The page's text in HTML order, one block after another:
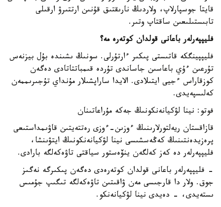
قايتا جوسپارلاپ، ولاردىڭ نارىقتىق قۇنىن ارتتىرۋ ارقىلى
تابىستىلىعىن ساقتاپ وتىر.
فليپپەرلەر باعانى قولدان كوتەرە مە؟
فليپپينگكە قاتىستى پىكىر ءارتۇرلى. سونىڭ ىشىندە بۇل بيزنەس
تۇرعىن ءۇي باعاسىن جاساندى تۇردە قىمباتتاتادى دەگەن
كوزقاراس ءجيى ايتىلادى. الايدا ساراپشىلار مۇنداي تۇجىرىممەن
كەلىسپەيدى.
فوتو: نينا لۋكيانەنكونىڭ جەكە مۇراعاتىنان
قازاقستان ريەلتورلارىنىڭ ءوزىن-ءوزى رەتتەيتىن قاۋىمداستىعى
پرەزيدەنتىنىڭ كەڭەسشىسى نينا لۋكيانەنكونىڭ ايتۋىنشا،
فليپپەرلەر دە كەز كەلگەن ينۆەستور سياقتى تاۋەكەلگە بارادى.
- فليپپەرلەر باعانى قولدان كوتەرەدى دەگەن پىكىرگە نەگىز
جوق. ولار دا قارجىسى مەن ۋاقىتىن تاۋەكەلگە تىگىپ جۇمىس
ىستەيدى، - دەيدى نينا لۋكيانەنكو.